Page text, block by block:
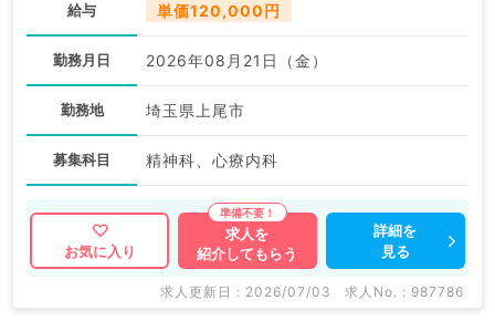
給与 単価120,000円
勤務月日 2026年08月21日（金）
勤務地 埼玉県上尾市
募集科目 精神科、心療内科
お気に入り
求人を
紹介してもらう
詳細を
見る
求人更新日 : 2026/07/03 求人No. : 987786